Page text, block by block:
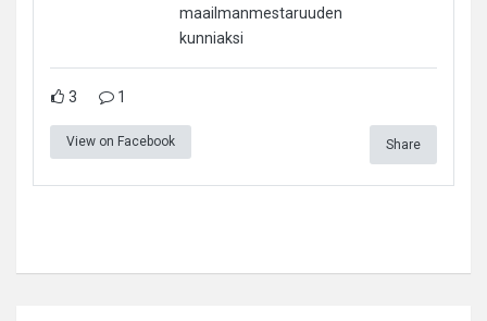
maailmanmestaruuden
kunniaksi
3 1
View on Facebook Share